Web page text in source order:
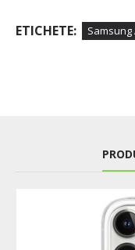
ETICHETE: Samsung